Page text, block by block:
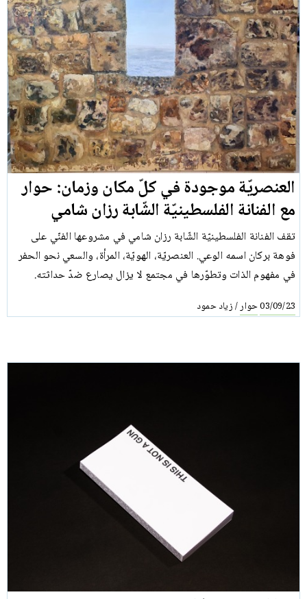
العنصريّة موجودة في كلّ مكان وزمان: حوار
مع الفنانة الفلسطينيّة الشّابة رزان شامي
تقف الفنانة الفلسطينيّة الشّابة رزان شامي في مشروعها الفنّي على
فوهة بركان اسمه الوعي. العنصريّة، الهويّة، المرأة، والسعي نحو الحفر
في مفهوم الذات وتطوّرها في مجتمع لا يزال يصارع ضدّ حداثته.
03/09/23حوار/زياد حمود